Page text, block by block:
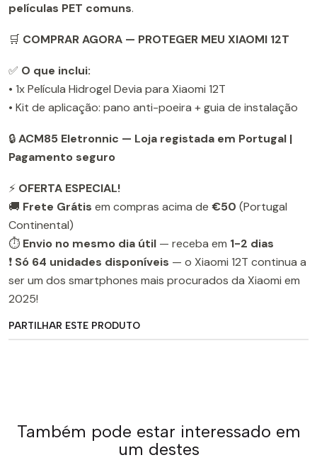
películas PET comuns.
🛒 COMPRAR AGORA — PROTEGER MEU XIAOMI 12T
✅ O que inclui:
• 1x Película Hidrogel Devia para Xiaomi 12T
• Kit de aplicação: pano anti-poeira + guia de instalação
🔒ACM85 Eletronnic — Loja registada em Portugal |
Pagamento seguro
⚡ OFERTA ESPECIAL!
🚚 Frete Grátis em compras acima de €50 (Portugal
Continental)
⏱️ Envio no mesmo dia útil — receba em 1-2 dias
❗ Só 64 unidades disponíveis — o Xiaomi 12T continua a
ser um dos smartphones mais procurados da Xiaomi em
2025!
PARTILHAR ESTE PRODUTO
Também pode estar interessado em
um destes